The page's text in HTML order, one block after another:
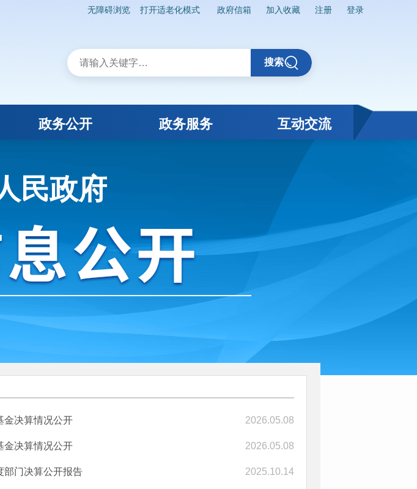
无障碍浏览 打开适老化模式 政府信箱 加入收藏 注册 登录
搜索
政务公开 政务服务 互动交流
民政府
金决算情况公开 2026.05.08
金决算情况公开 2026.05.08
部门决算公开报告 2025.10.14